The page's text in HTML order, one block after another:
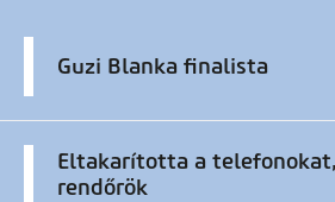
Guzi Blanka finalista
Eltakarította a
rendőrök